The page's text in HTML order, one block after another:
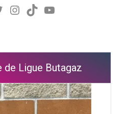
Instagram
TikTokYouTube
de Ligue Butagaz